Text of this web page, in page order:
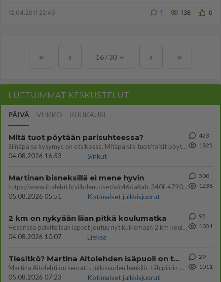
12.04.2011 22:49 1 138 0
16 /30
LUETUIMMAT KESKUSTELUT
PÄIVÄ VIIKKO KUUKAUSI
Mitä tuot pöytään parisuhteessa?
Siinäpä se kysymys on otsikossa. Mitäpä siis tuot/toisit pöytään parisuhteessa? Oletko mies vai nainen? Koetko sen mitä
04.08.2026 16:53
Sinkut
423
1825
Martinan bisneksillä ei mene hyvin
https://www.iltalehti.fi/viihdeuutiset/a/c46da6ab-340f-4790-aaa7-0865eed2336 Yrityksen konkurssihakemus on tullut kärä
05.08.2026 05:51
Kotimaiset julkkisjuorut
300
1238
2 km on nykyään liian pitkä koulumatka
Hesarissa päivitellään lapset joutuu nyt kulkemaan 2 km kouluun jösses. Ruostefillarilla tuo matka menee vaikka miten äk
04.08.2026 10:07
Lieksa
95
1031
Tiesitkö? Martina Aitolehden isäpuoli on tämä suosittu laulaja
Martina Aitolehti on seurattu julkisuuden henkilö. Lähipiiriin mahtuu muitakin tunnettuja henkilöitä. Tiesitkö, että Ma
05.08.2026 07:23
Kotimaiset julkkisjuorut
29
1011